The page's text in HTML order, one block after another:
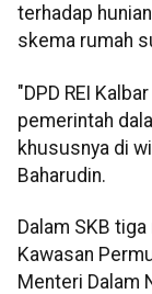
terhadap
skema rumah
"DPD REI
pemerintah
khususnya di
Baharudin.
Dalam SKB
Kawasan
Menteri Dalam